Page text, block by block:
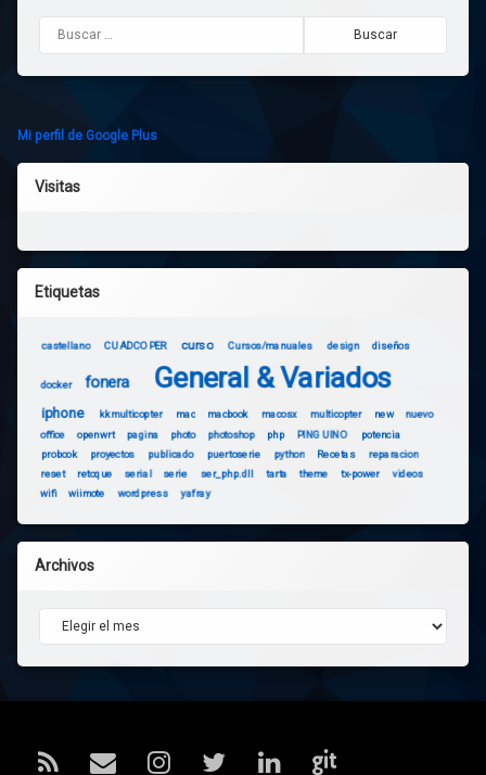
Mi perfil de Google Plus
Visitas
Etiquetas
castellano CUADCOPER curso Cursos/manuales design diseños
docker fonera General & Variados
iphone kkmulticopter mac macbook macosx multicopter new
nuevo
office
openwrt pagina photo photoshop php PINGUINO
potencia
probook
proyectos publicado puertoserie python Recetas
reparacion
reset
retoque serial serie ser_php.dll tarta theme tx-power
videos
wifi
wiimote wordpress yafray
Archivos
Archivos